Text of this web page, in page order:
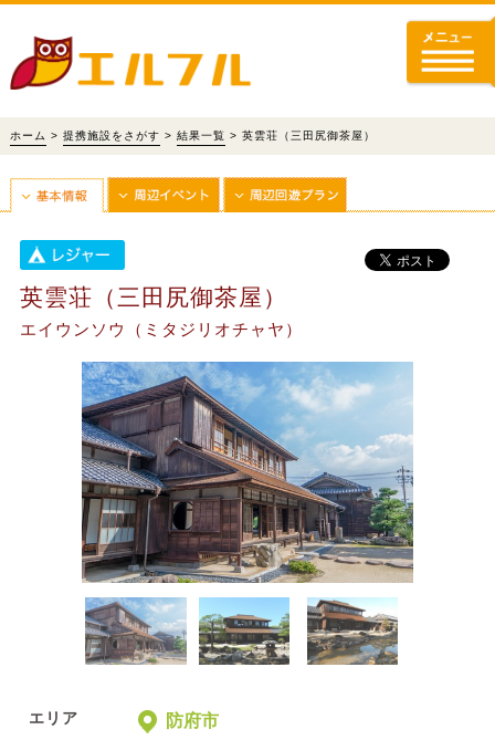
ホーム > 提携施設をさがす > 結果一覧 > 英雲荘（三田尻御茶屋）
英雲荘（三田尻御茶屋）
エイウンソウ（ミタジリオチャヤ）
エリア 防府市